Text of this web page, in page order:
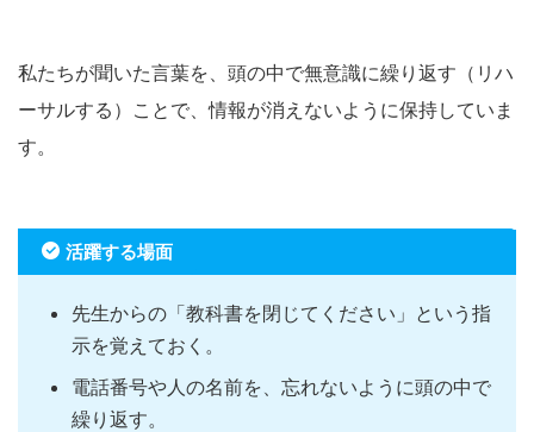
私たちが聞いた言葉を、頭の中で無意識に繰り返す（リハ
ーサルする）ことで、情報が消えないように保持していま
す。
活躍する場面
先生からの「教科書を閉じてください」という指
示を覚えておく。
電話番号や人の名前を、忘れないように頭の中で
繰り返す。